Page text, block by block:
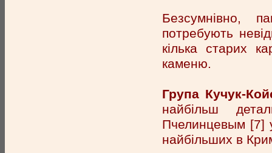
Безсумнівно,
потребують
кілька старих
каменю.
Група Кучук-
найбільш
Пчелинцевым [7]
найбільших в